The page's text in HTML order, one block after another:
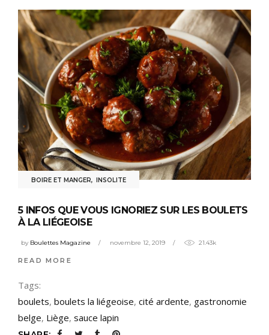
BOIRE ET MANGER, INSOLITE
5 INFOS QUE VOUS IGNORIEZ SUR LES BOULETS
À LA LIÉGEOISE
by Boulettes Magazine novembre 12, 2019 21.43k
READ MORE
Tags:
boulets, boulets la liégeoise, cité ardente, gastronomie
belge, Liège, sauce lapin